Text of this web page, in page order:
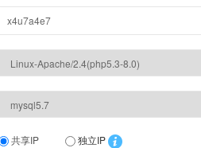
共享IP 独立IP